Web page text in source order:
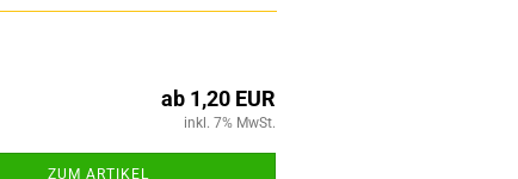
ab 1,20 EUR
inkl. 7% MwSt.
ZUM ARTIKEL